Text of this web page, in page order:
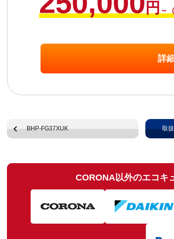
円 ～
詳
BHP-FG37XUK 取
CORONA以外のエコキ